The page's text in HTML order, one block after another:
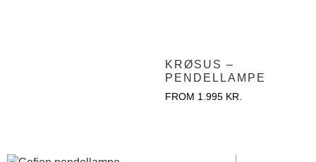
KRØSUS –
PENDELLAMPE
FROM 1.995 KR.